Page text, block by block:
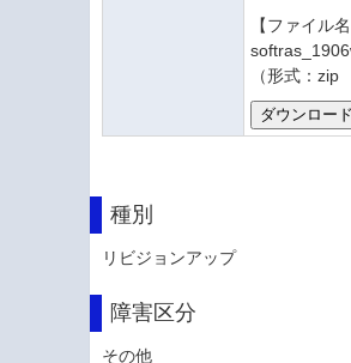
【ファイル
（形式：
種別
リビジョンアップ
障害区分
その他